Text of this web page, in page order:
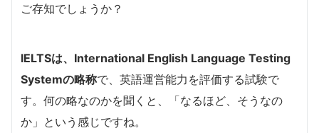
ご存知でしょうか？
IELTSは、International English Language Testing
Systemの略称で、英語運営能力を評価する試験で
す。何の略なのかを聞くと、「なるほど、そうなの
か」という感じですね。